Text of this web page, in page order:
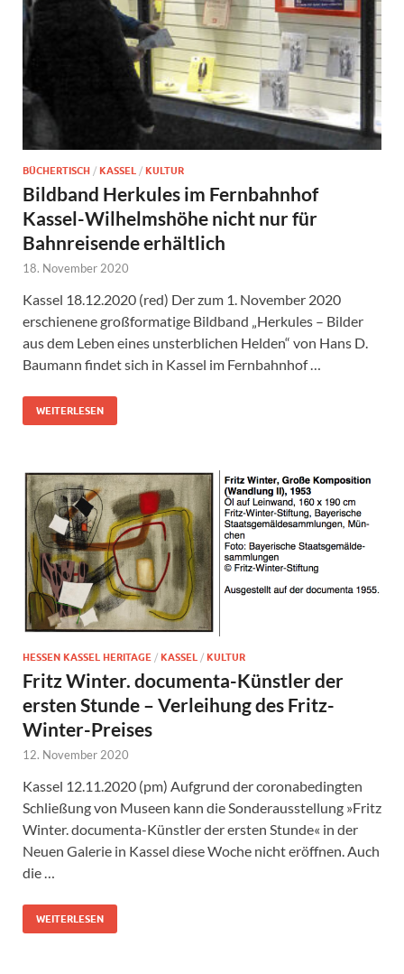
BÜCHERTISCH / KASSEL / KULTUR
Bildband Herkules im Fernbahnhof
Kassel-Wilhelmshöhe nicht nur für
Bahnreisende erhältlich
18. November 2020
Kassel 18.12.2020 (red) Der zum 1. November 2020
erschienene großformatige Bildband „Herkules – Bilder
aus dem Leben eines unsterblichen Helden“ von Hans D.
Baumann findet sich in Kassel im Fernbahnhof …
WEITERLESEN
HESSEN KASSEL HERITAGE / KASSEL / KULTUR
Fritz Winter. documenta-Künstler der
ersten Stunde – Verleihung des Fritz-
Winter-Preises
12. November 2020
Kassel 12.11.2020 (pm) Aufgrund der coronabedingten
Schließung von Museen kann die Sonderausstellung »Fritz
Winter. documenta-Künstler der ersten Stunde« in der
Neuen Galerie in Kassel diese Woche nicht eröffnen. Auch
die …
WEITERLESEN